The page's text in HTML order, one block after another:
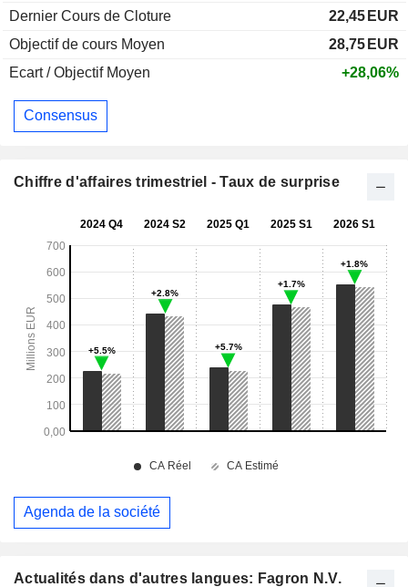
Actualités dans d'autres langues: Fagron N.V.
Dernier Cours de Cloture
22,45 EUR
Objectif de cours Moyen
28,75 EUR
Ecart / Objectif Moyen
+28,06%
Consensus
Chiffre d'affaires trimestriel - Taux de surprise
Agenda de la société